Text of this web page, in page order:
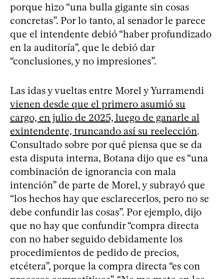
porque hizo “una bulla gigante sin cosas
concretas”. Por lo tanto, al senador le parece
que el intendente debió “haber profundizado
en la auditoría”, que le debió dar
“conclusiones, y no impresiones”.
Las idas y vueltas entre Morel y Yurramendi
vienen desde que el primero asumió su
cargo, en julio de 2025, luego de ganarle al
exintendente, truncando así su reelección.
Consultado sobre por qué piensa que se da
esta disputa interna, Botana dijo que es “una
combinación de ignorancia con mala
intención” de parte de Morel, y subrayó que
“los hechos hay que esclarecerlos, pero no se
debe confundir las cosas”. Por ejemplo, dijo
que no hay que confundir “compra directa
con no haber seguido debidamente los
procedimientos de pedido de precios,
etcétera”, porque la compra directa “es con